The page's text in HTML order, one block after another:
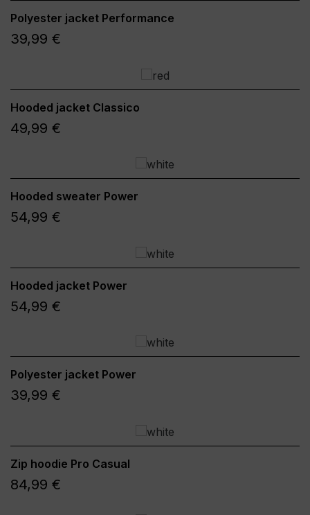
Polyester jacket Performance
39,99 €
Hooded jacket Classico
49,99 €
Hooded sweater Power
54,99 €
Hooded jacket Power
54,99 €
Polyester jacket Power
39,99 €
Zip hoodie Pro Casual
84,99 €